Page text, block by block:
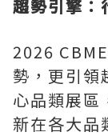
趨勢引擎：
2026
勢，更引領
心品類展區
新在各大品